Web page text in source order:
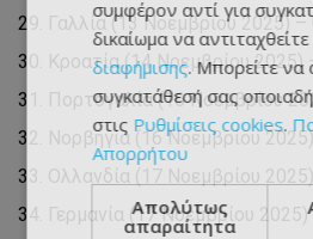
Γαλλία (13 Νοεμβρίου 2025) –
Κροατία (14 Νοεμβρίου 2025)
Πορτογαλία (16 Νοεμβρίου
Νορβηγία (16 Νοεμβρίου
Ολλανδία (17 Νοεμβρίου
Γερμανία (17 Νοεμβρίου 2025)
συμφέρον αντί για
δικαίωμα να αντιταχθείτε
διαφήμισης. Μπορείτε να
συγκατάθεσή σας
στις Ρυθμίσεις cookies.
Απορρήτου
Απολύτως
απαραίτητα